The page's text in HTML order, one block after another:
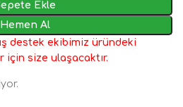
Ekle
Hemen Al
destek ekibimiz üründeki
size ulaşacaktır.